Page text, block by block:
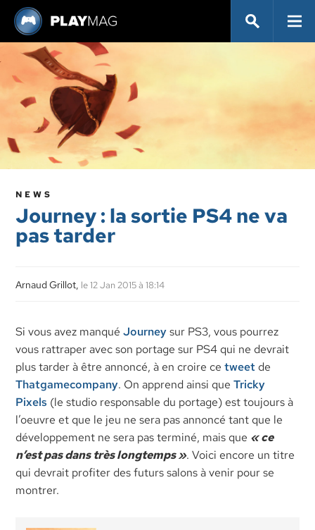
NEWS
Journey : la sortie PS4 ne va
pas tarder
Arnaud Grillot, le 12 Jan 2015 à 18:14
Si vous avez manquéJourneysur PS3, vous pourrez
vous rattraper avec son portage sur PS4 qui ne devrait
plus tarder à être annoncé, à en croire cetweet de
Thatgamecompany. On apprend ainsi queTricky
Pixels (le studio responsable du portage) est toujours à
l’oeuvre et que le jeu ne sera pas annoncé tant que le
développement ne sera pas terminé, mais que « ce
n’est pas dans très longtemps ». Voici encore un titre
qui devrait profiter des futurs salons à venir pour se
montrer.